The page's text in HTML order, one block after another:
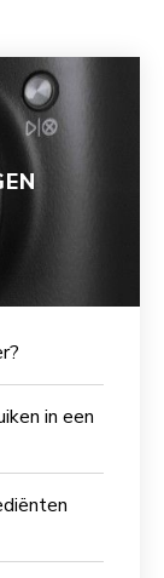
in een